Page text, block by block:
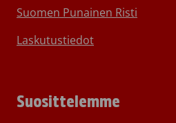
Suomen Punainen Risti
Laskutustiedot
Suosittelemme